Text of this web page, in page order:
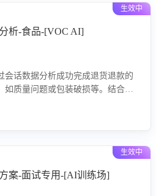
生效中
析-食品-[VOC AI]
会话数据分析成功完成退货退款的
如质量问题或包装破损等。结合AI
生效中
案-面试专用-[AI训练场]